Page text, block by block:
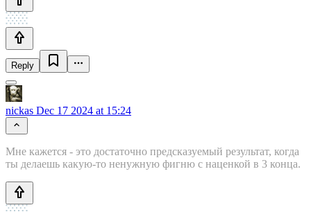
Reply
nickas Dec 17 2024 at 15:24
Мне кажется - это достаточно предсказуемый результат, когда
ты делаешь какую-то ненужную фигню с наценкой в 3 конца.